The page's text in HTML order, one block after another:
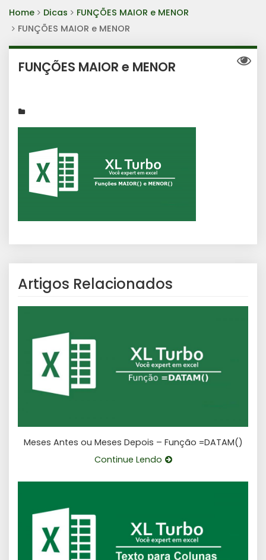
Home Dicas
FUNÇÕES MAIOR e MENOR
FUNÇÕES MAIOR e MENOR
FUNÇÕES MAIOR e MENOR
Artigos Relacionados
Meses Antes ou Meses Depois – Função =DATAM()
Continue Lendo